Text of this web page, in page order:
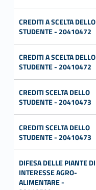
CREDITI A SCELTA DELLO
STUDENTE - 20410472
CREDITI A SCELTA DELLO
STUDENTE - 20410472
CREDITI SCELTA DELLO
STUDENTE - 20410473
CREDITI SCELTA DELLO
STUDENTE - 20410473
DIFESA DELLE PIANTE DI
INTERESSE AGRO-
ALIMENTARE -